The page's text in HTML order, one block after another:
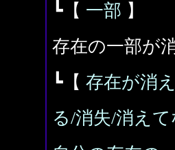
┗【 一部 】
存在の一部が
┗【 存在が消
る/消失/消え